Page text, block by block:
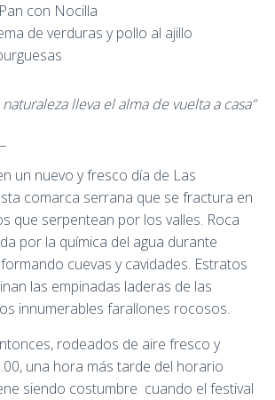
Pan con Nocilla
de verduras y pollo al ajillo
lleva el alma de vuelta a casa”
un nuevo y fresco día de Las
comarca serrana que se fractura en
que serpentean por los valles. Roca
por la química del agua durante
cuevas y cavidades. Estratos
las empinadas laderas de las
innumerables farallones rocosos.
rodeados de aire fresco y
una hora más tarde del horario
siendo costumbre cuando el festival